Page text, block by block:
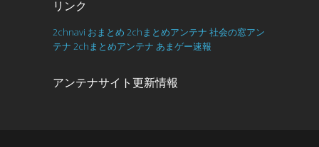
リンク
2chnavi おまとめ 2chまとめアンテナ 社会の窓アン
テナ 2chまとめアンテナ あまゲー速報
アンテナサイト更新情報